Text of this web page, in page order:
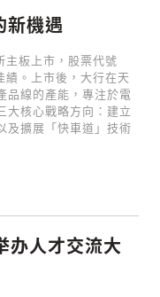
新機遇
主板上市，股票代號
。上市後，大行在天
品線的產能，專注於電
大核心戰略方向：建立
及擴展「快車道」技術
办人才交流大